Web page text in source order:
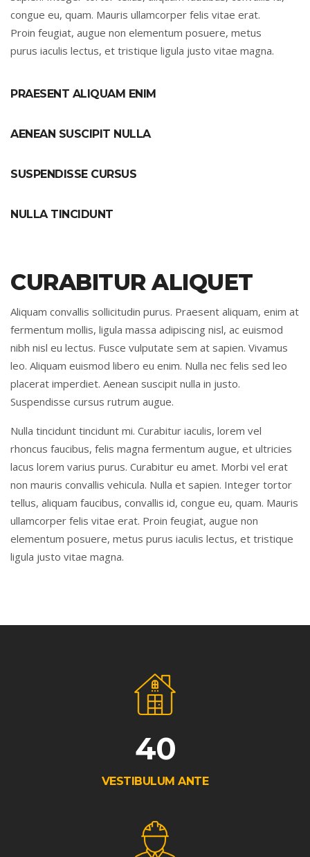
congue eu, quam. Mauris ullamcorper felis vitae erat.
Proin feugiat, augue non elementum posuere, metus
purus iaculis lectus, et tristique ligula justo vitae magna.
PRAESENT ALIQUAM ENIM
AENEAN SUSCIPIT NULLA
SUSPENDISSE CURSUS
NULLA TINCIDUNT
CURABITUR ALIQUET
Aliquam convallis sollicitudin purus. Praesent aliquam, enim at
fermentum mollis, ligula massa adipiscing nisl, ac euismod
nibh nisl eu lectus. Fusce vulputate sem at sapien. Vivamus
leo. Aliquam euismod libero eu enim. Nulla nec felis sed leo
placerat imperdiet. Aenean suscipit nulla in justo.
Suspendisse cursus rutrum augue.
Nulla tincidunt tincidunt mi. Curabitur iaculis, lorem vel
rhoncus faucibus, felis magna fermentum augue, et ultricies
lacus lorem varius purus. Curabitur eu amet. Morbi vel erat
non mauris convallis vehicula. Nulla et sapien. Integer tortor
tellus, aliquam faucibus, convallis id, congue eu, quam. Mauris
ullamcorper felis vitae erat. Proin feugiat, augue non
elementum posuere, metus purus iaculis lectus, et tristique
ligula justo vitae magna.
40
VESTIBULUM ANTE